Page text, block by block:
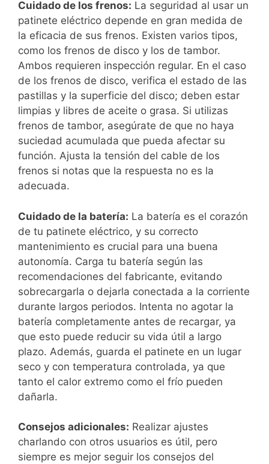
Cuidado de los frenos: La seguridad al usar un
patinete eléctrico depende en gran medida de
la eficacia de sus frenos. Existen varios tipos,
como los frenos de disco y los de tambor.
Ambos requieren inspección regular. En el caso
de los frenos de disco, verifica el estado de las
pastillas y la superficie del disco; deben estar
limpias y libres de aceite o grasa. Si utilizas
frenos de tambor, asegúrate de que no haya
suciedad acumulada que pueda afectar su
función. Ajusta la tensión del cable de los
frenos si notas que la respuesta no es la
adecuada.
Cuidado de la batería: La batería es el corazón
de tu patinete eléctrico, y su correcto
mantenimiento es crucial para una buena
autonomía. Carga tu batería según las
recomendaciones del fabricante, evitando
sobrecargarla o dejarla conectada a la corriente
durante largos periodos. Intenta no agotar la
batería completamente antes de recargar, ya
que esto puede reducir su vida útil a largo
plazo. Además, guarda el patinete en un lugar
seco y con temperatura controlada, ya que
tanto el calor extremo como el frío pueden
dañarla.
Consejos adicionales: Realizar ajustes
charlando con otros usuarios es útil, pero
siempre es mejor seguir los consejos del